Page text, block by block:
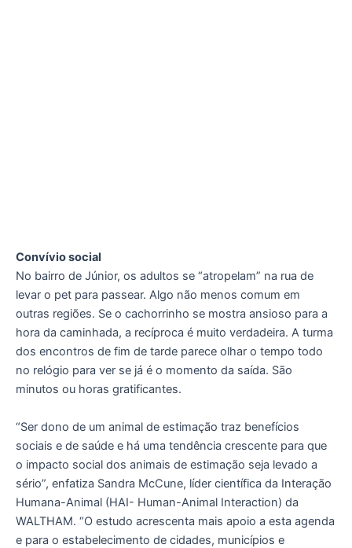
Convívio social
No bairro de Júnior, os adultos se “atropelam” na rua de
levar o pet para passear. Algo não menos comum em
outras regiões. Se o cachorrinho se mostra ansioso para a
hora da caminhada, a recíproca é muito verdadeira. A turma
dos encontros de fim de tarde parece olhar o tempo todo
no relógio para ver se já é o momento da saída. São
minutos ou horas gratificantes.
“Ser dono de um animal de estimação traz benefícios
sociais e de saúde e há uma tendência crescente para que
o impacto social dos animais de estimação seja levado a
sério”, enfatiza Sandra McCune, líder científica da Interação
Humana-Animal (HAI- Human-Animal Interaction) da
WALTHAM. “O estudo acrescenta mais apoio a esta agenda
e para o estabelecimento de cidades, municípios e